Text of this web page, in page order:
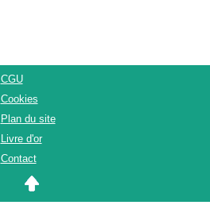
CGU
Cookies
Plan du site
Livre d'or
Contact